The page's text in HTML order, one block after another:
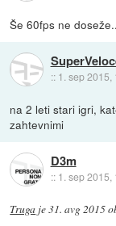
Še 60fps ne
:: 1. sep 2015,
na 2 leti stari igri,
zahtevnimi
D3m
:: 1. sep 2015,
Truga je31. avg 2015